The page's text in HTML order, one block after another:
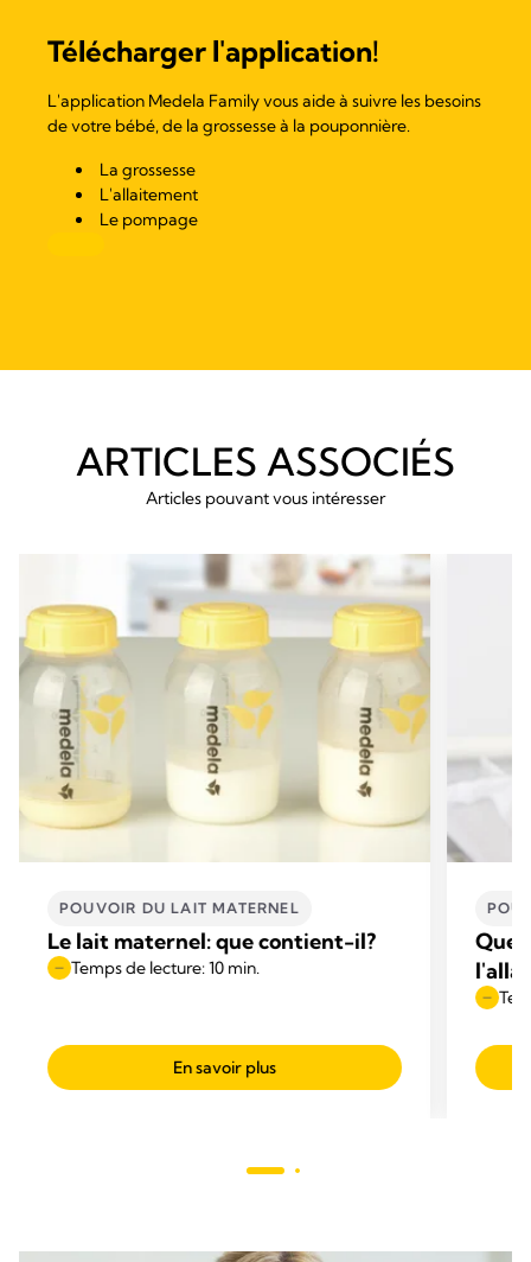
Télécharger l'application!
L'application Medela Family vous aide à suivre les besoins
de votre bébé, de la grossesse à la pouponnière.
La grossesse
L'allaitement
Le pompage
ARTICLES ASSOCIÉS
Articles pouvant vous intéresser
POUVOIR DU LAIT MATERNEL
Le lait maternel: que contient-il?
Temps de lecture: 10 min.
En savoir plus